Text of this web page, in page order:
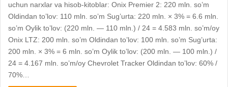
uchun narxlar va hisob-kitoblar: Onix Premier 2: 220 mln. so’m
Oldindan to’lov: 110 mln. so’m Sug’urta: 220 mln. × 3% = 6.6 mln.
so’m Oylik to’lov: (220 mln. — 110 mln.) / 24 = 4.583 mln. so’m/oy
Onix LTZ: 200 mln. so’m Oldindan to’lov: 100 mln. so’m Sug’urta:
200 mln. × 3% = 6 mln. so’m Oylik to’lov: (200 mln. — 100 mln.) /
24 = 4.167 mln. so’m/oy Chevrolet Tracker Oldindan to’lov: 60% /
70%…